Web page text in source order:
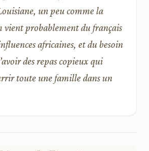
un peu comme la
vient probablement du français
africaines, et du besoin
des repas copieux qui
toute une famille dans un